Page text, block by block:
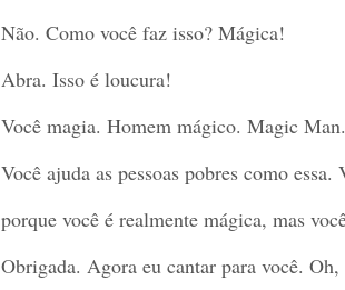
Não. Como você faz isso? Mágica!
Abra. Isso é loucura!
Você magia. Homem mágico. Magic
Você ajuda as pessoas pobres como
porque você é realmente mágica, mas
Obrigada. Agora eu cantar para você.